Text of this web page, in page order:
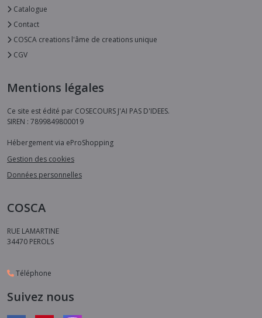
Catalogue
Contact
COSCA creations l'âme de creations unique
CGV
Mentions légales
Ce site est édité par COSECOURS J'AI PAS D'IDEES.
SIREN : 7899849800019
Hébergement via eProShopping
Gestion des cookies
Données personnelles
COSCA
RUE LAMARTINE
34470 PEROLS
Téléphone
Suivez nous